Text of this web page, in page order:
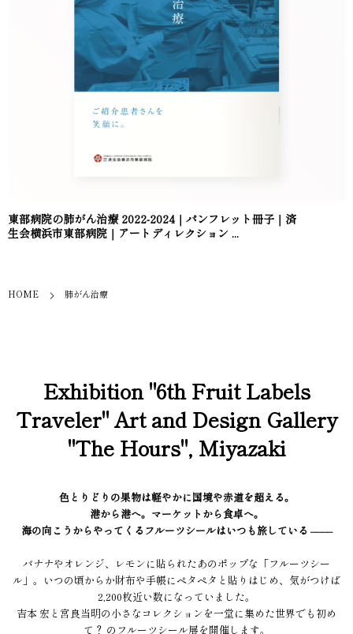
東部病院の肺がん治療 2022-2024｜パンフレット冊子｜済
生会横浜市東部病院｜アートディレクション ...
HOME 肺がん治療
Exhibition "6th Fruit Labels
Traveler" Art and Design Gallery
"The Hours", Miyazaki
色とりどりの果物は軽やかに国境や赤道を超える。
港から港へ。マーケットから食卓へ。
海の向こうからやってくるフルーツシールはいつも旅している ––––
バナナやオレンジ、レモンに貼られたあのポップな「フルーツシー
ル」。いつの頃からか財布や手帳にペタペタと貼りはじめ、気がつけば
2,200枚近い数になっていました。
吉本 宏と宮良当明の小さなコレクションを一堂に集めた世界でも初め
て？ のフルーツシール展を開催します。